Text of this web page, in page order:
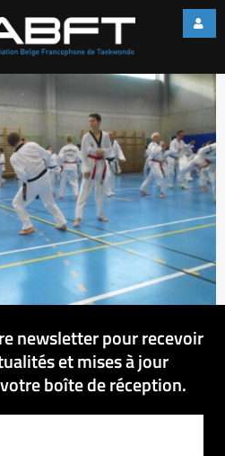
newsletter pour recevoir
et mises à jour
boîte de réception.